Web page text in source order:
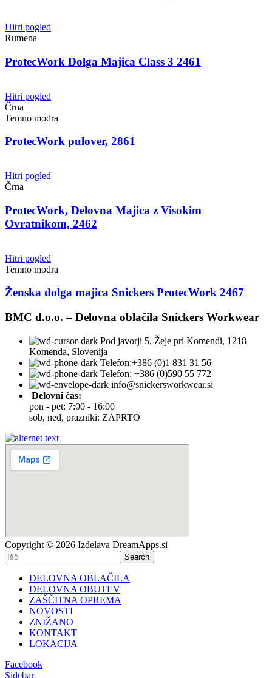
Hitri pogled
Rumena
ProtecWork Dolga Majica Class 3 2461
Hitri pogled
Črna
Temno modra
ProtecWork pulover, 2861
Hitri pogled
Črna
ProtecWork, Delovna Majica z Visokim
Ovratnikom, 2462
Hitri pogled
Temno modra
Ženska dolga majica Snickers ProtecWork 2467
BMC d.o.o. – Delovna oblačila Snickers Workwear
Pod javorji 5, Žeje pri Komendi, 1218
Komenda, Slovenija
Telefon:+386 (0)1 831 31 56
Telefon: +386 (0)590 55 772
info@snickersworkwear.si
Delovni čas:
pon - pet: 7:00 - 16:00
sob, ned, prazniki: ZAPRTO
Copyright © 2026 Izdelava DreamApps.si
Search
DELOVNA OBLAČILA
DELOVNA OBUTEV
ZAŠČITNA OPREMA
NOVOSTI
ZNIŽANO
KONTAKT
LOKACIJA
Facebook
Sidebar